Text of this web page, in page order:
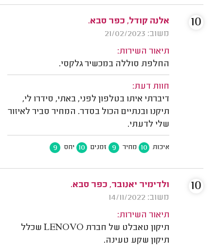
אלנה קודל, כפר סבא.
משוב: 21/02/2023
תיאור השירות:
החלפת סוללה במכשיר גלקסי.
חוות דעת:
דיברתי איתו בטלפון לפני, באתי, סידרו לי,
תיקנו ובנתיים הכול בסדר. המחיר סביר לאיזור
שלי לדעתי.
איכות 10 מחיר 9 זמנים 10 יחס 9
10
ולדימיר יאנובר, כפר סבא.
משוב: 14/11/2022
תיאור השירות:
תיקון טאבלט של חברת LENOVO שכלל
תיקון שקע טעינה.
10